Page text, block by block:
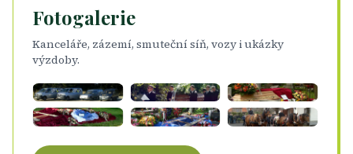
Fotogalerie
Kanceláře, zázemí, smuteční síň, vozy i ukázky
výzdoby.